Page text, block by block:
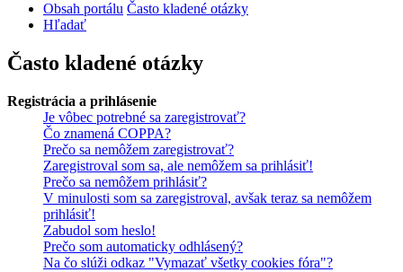
Obsah portálu Často kladené otázky
Hľadať
Často kladené otázky
Registrácia a prihlásenie
Je vôbec potrebné sa zaregistrovať?
Čo znamená COPPA?
Prečo sa nemôžem zaregistrovať?
Zaregistroval som sa, ale nemôžem sa prihlásiť!
Prečo sa nemôžem prihlásiť?
V minulosti som sa zaregistroval, avšak teraz sa nemôžem
prihlásiť!
Zabudol som heslo!
Prečo som automaticky odhlásený?
Na čo slúži odkaz "Vymazať všetky cookies fóra"?